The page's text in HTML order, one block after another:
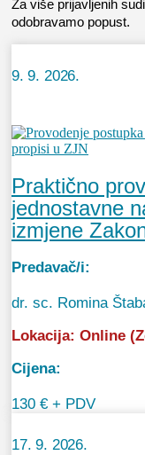
Za više prijavljenih
odobravamo popust.
9. 9. 2026.
Praktično
jednostavne
izmjene
Predavač/i:
dr. sc. Romina
Lokacija: Online
Cijena:
130 € + PDV
17. 9. 2026.